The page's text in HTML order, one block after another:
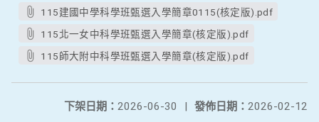
115建國中學科學班甄選入學簡章0115(核定版).pdf
115北一女中科學班甄選入學簡章(核定版).pdf
115師大附中科學班甄選入學簡章(核定版).pdf
發佈日期： 2026-02-12
下架日期： 2026-06-30
|